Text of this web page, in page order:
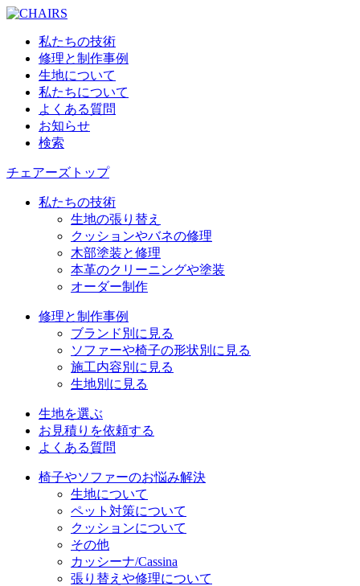
私たちの技術
修理と制作事例
生地について
私たちについて
よくある質問
お知らせ
検索
チェアーズトップ
私たちの技術
生地の張り替え
クッションやバネの修理
木部塗装と修理
本革のクリーニングや塗装
オーダー制作
修理と制作事例
ブランド別に見る
ソファーや椅子の形状別に見る
施工内容別に見る
生地別に見る
生地を選ぶ
お見積りを依頼する
よくある質問
椅子やソファーのお悩み解決
生地について
ペット対策について
クッションについて
その他
カッシーナ/Cassina
張り替えや修理について